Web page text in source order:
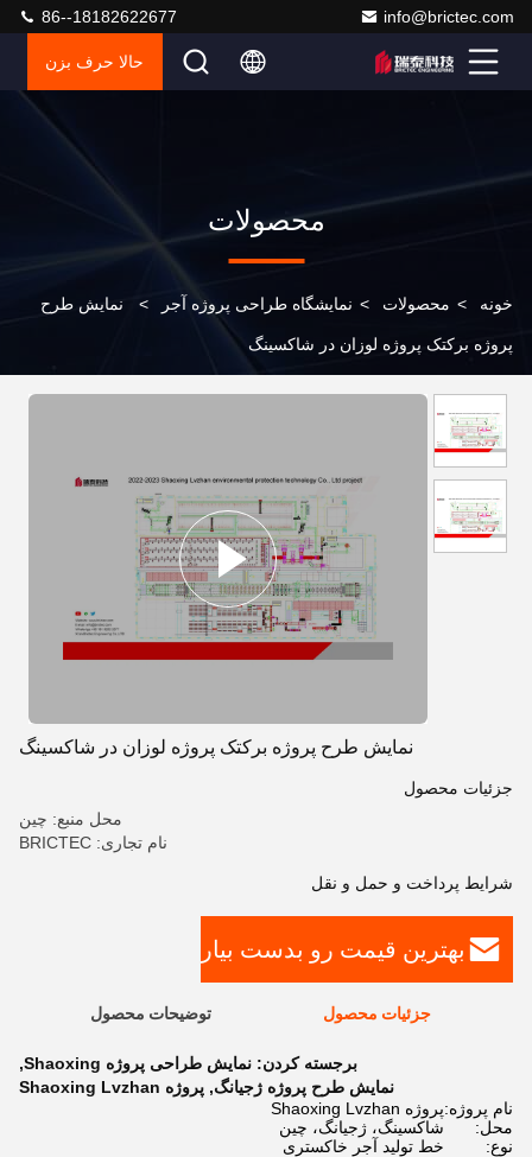
info@brictec.com
86--18182622677
حالا حرف بزن
محصولات
خونه > محصولات > نمایشگاه طراحی پروژه آجر > نمایش طرح
پروژه برکتک پروژه لوزان در شاکسینگ
نمایش طرح پروژه برکتک پروژه لوزان در شاکسینگ
جزئیات محصول
محل منبع: چین
نام تجاری: BRICTEC
شرایط پرداخت و حمل و نقل
بهترین قیمت رو بدست بیار
جزئیات محصول توضیحات محصول
برجسته کردن: نمایش طراحی پروژه Shaoxing
,
نمایش طرح پروژه ژجیانگ, پروژه Shaoxing Lvzhan
نام پروژه:پروژه Shaoxing Lvzhan
محل:
شاکسینگ، ژجیانگ، چین
نوع:
خط تولید آجر خاکستری